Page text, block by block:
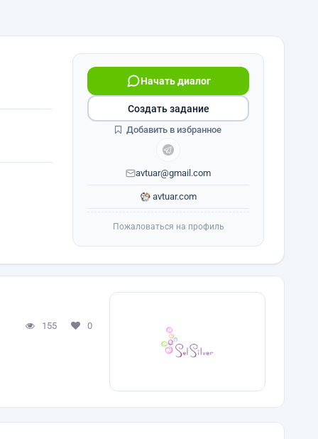
Начать диалог
avtuar@gmail.com
avtuar.com
Создать задание
Добавить в избранное
Пожаловаться на профиль
155 0